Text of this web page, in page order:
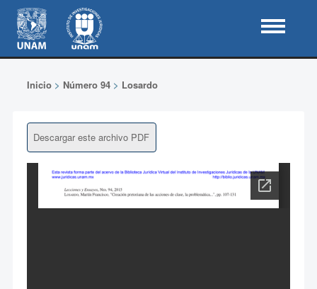
Inicio> Número 94> Losardo
Descargar este archivo PDF